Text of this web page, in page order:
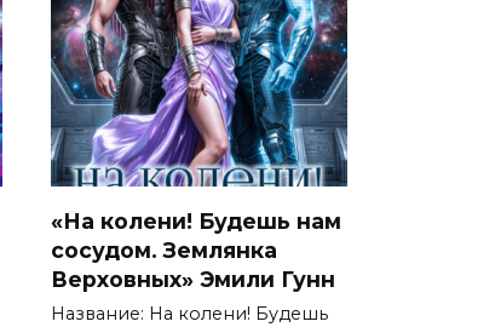
«На колени! Будешь нам
сосудом. Землянка
Верховных» Эмили Гунн
Название: На колени! Будешь